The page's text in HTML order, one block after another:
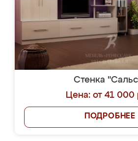
Стенка
Цена: от 41 000
ПОДРОБНЕЕ